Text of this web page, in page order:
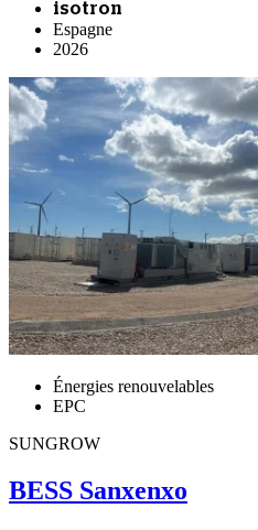
isotron
Espagne
2026
Énergies renouvelables
EPC
SUNGROW
BESS Sanxenxo